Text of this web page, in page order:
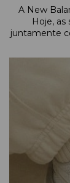
A New
Hoje,
juntamente